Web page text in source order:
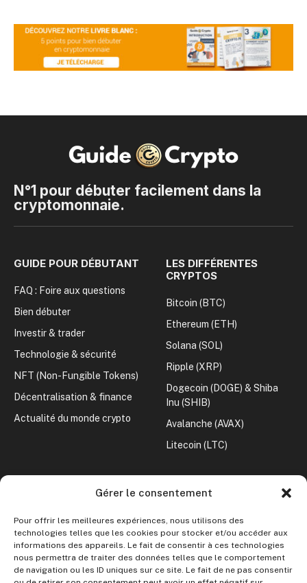
Gérer le consentement
Pour offrir les meilleures expériences, nous utilisons des
technologies telles que les cookies pour stocker et/ou accéder aux
informations des appareils. Le fait de consentir à ces technologies
nous permettra de traiter des données telles que le comportement
de navigation ou les ID uniques sur ce site. Le fait de ne pas consentir
N°1 pour débuter facilement dans la
cryptomonnaie.
GUIDE POUR DÉBUTANT
FAQ : Foire aux questions
Bien débuter
Investir & trader
Technologie & sécurité
NFT (Non-Fungible Tokens)
Décentralisation & finance
Actualité du monde crypto
LES DIFFÉRENTES
CRYPTOS
Bitcoin (BTC)
Ethereum (ETH)
Solana (SOL)
Ripple (XRP)
Dogecoin (DOGE) & Shiba
Inu (SHIB)
Avalanche (AVAX)
Litecoin (LTC)
CONVERTISSEUR CRYPTO
Le site ne fournit aucun conseil en investissement.